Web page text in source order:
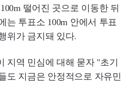
떨어진 곳으로 이동한 뒤
는 투표소 100m 안에서 투표
위가 금지돼 있다.
지역 민심에 대해 묻자 "초기
도 지금은 안정적으로 자유민